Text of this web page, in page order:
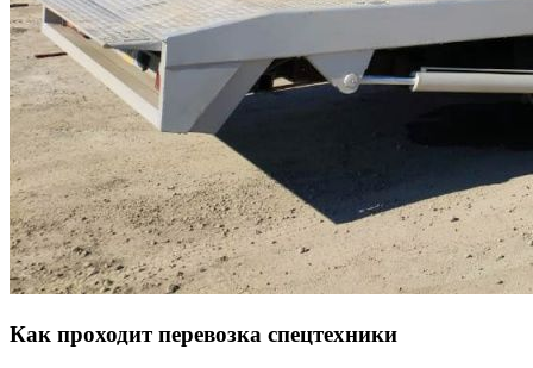
Как проходит перевозка спецтехники